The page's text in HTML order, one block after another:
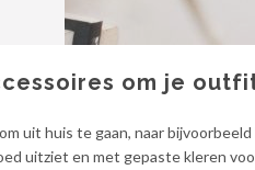
om je
uit huis te gaan, naar
uitziet en met gepaste kleren